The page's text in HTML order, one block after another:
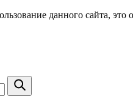
данного сайта, это